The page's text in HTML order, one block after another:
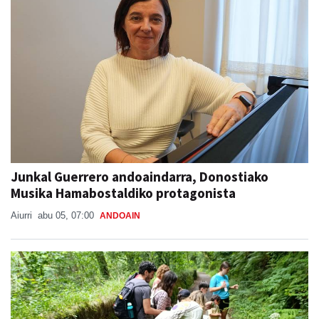
Junkal Guerrero andoaindarra, Donostiako
Musika Hamabostaldiko protagonista
Aiurri abu 05, 07:00 ANDOAIN